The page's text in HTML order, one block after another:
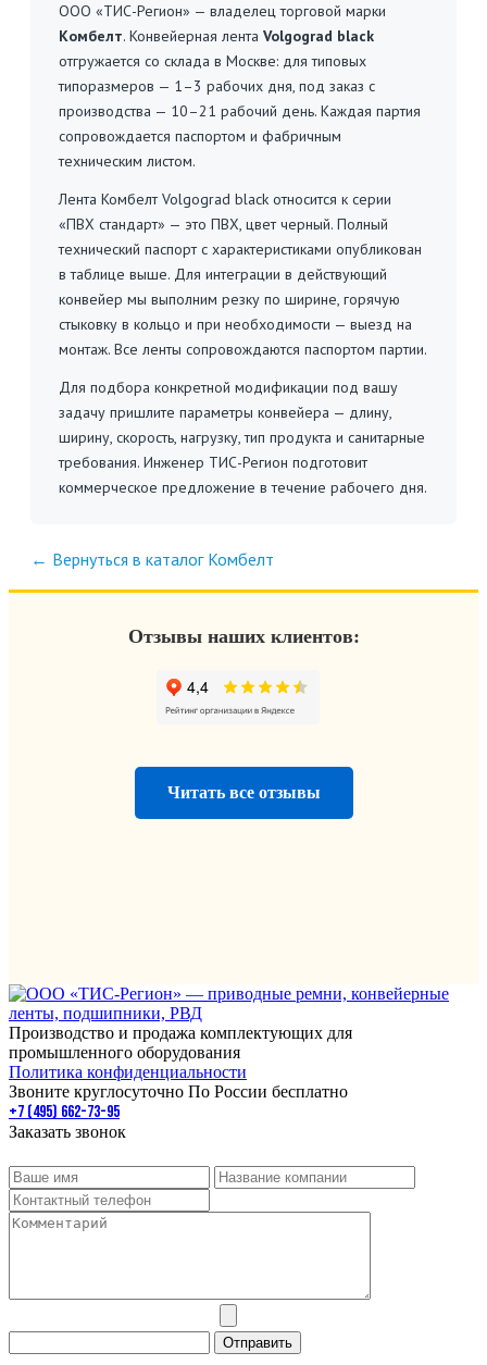
ООО «ТИС-Регион» — владелец торговой марки
Комбелт. Конвейерная лента Volgograd black
отгружается со склада в Москве: для типовых
типоразмеров — 1–3 рабочих дня, под заказ с
производства — 10–21 рабочий день. Каждая партия
сопровождается паспортом и фабричным
техническим листом.
Лента Комбелт Volgograd black относится к серии
«ПВХ стандарт» — это ПВХ, цвет черный. Полный
технический паспорт с характеристиками опубликован
в таблице выше. Для интеграции в действующий
конвейер мы выполним резку по ширине, горячую
стыковку в кольцо и при необходимости — выезд на
монтаж. Все ленты сопровождаются паспортом партии.
Для подбора конкретной модификации под вашу
задачу пришлите параметры конвейера — длину,
ширину, скорость, нагрузку, тип продукта и санитарные
требования. Инженер ТИС-Регион подготовит
коммерческое предложение в течение рабочего дня.
← Вернуться в каталог Комбелт
Отзывы наших клиентов:
Читать все отзывы
Производство и продажа комплектующих для
промышленного оборудования
Политика конфиденциальности
Звоните круглосуточно По России бесплатно
+7 (495) 662-73-95
Заказать звонок